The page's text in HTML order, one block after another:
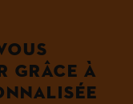
GRÂCE À